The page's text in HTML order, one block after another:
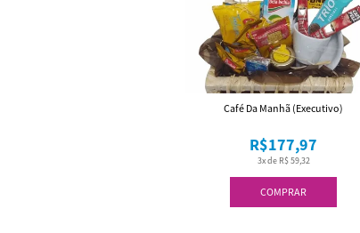
COMPRAR
3x de R$ 59,32
R$177,97
Café Da Manhã (Executivo)